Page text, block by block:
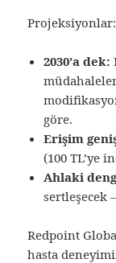
Projeksiyonlar:
2030’a dek:
göre.
Erişim
(100 TL’ye
Ahlaki
sertleşecek
Redpoint
hasta